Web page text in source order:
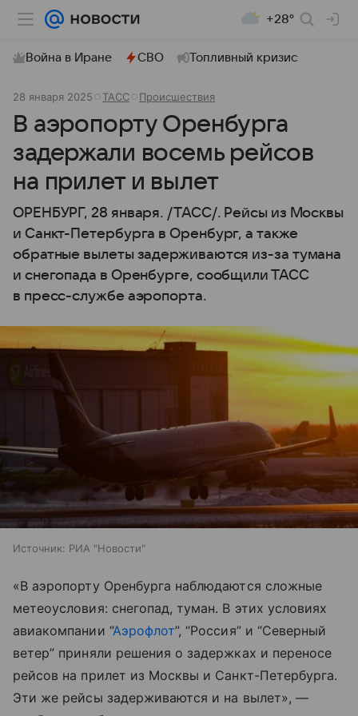
+28°
Война в Иране СВО Топливный кризис
28 января 2025 ТАСС Происшествия
В аэропорту Оренбурга
задержали восемь рейсов
на прилет и вылет
ОРЕНБУРГ, 28 января. /ТАСС/. Рейсы из Москвы
и Санкт-Петербурга в Оренбург, а также
обратные вылеты задерживаются из-за тумана
и снегопада в Оренбурге, сообщили ТАСС
в пресс-службе аэропорта.
Источник: РИА "Новости"
«В аэропорту Оренбурга наблюдаются сложные
метеоусловия: снегопад, туман. В этих условиях
авиакомпании “Аэрофлот”, “Россия” и “Северный
ветер” приняли решения о задержках и переносе
рейсов на прилет из Москвы и Санкт-Петербурга.
Эти же рейсы задерживаются и на вылет», —